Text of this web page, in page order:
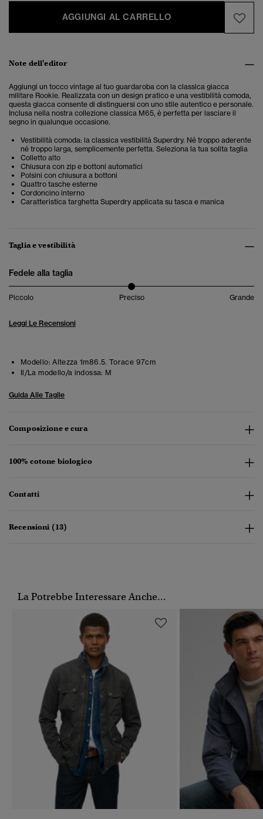
AGGIUNGI AL CARRELLO
Note dell'editor
Aggiungi un tocco vintage al tuo guardaroba con la classica giacca
militare Rookie. Realizzata con un design pratico e una vestibilità comoda,
questa giacca consente di distinguersi con uno stile autentico e personale.
Inclusa nella nostra collezione classica M65, è perfetta per lasciare il
segno in qualunque occasione.
Vestibilità comoda: la classica vestibilità Superdry. Né troppo aderente
né troppo larga, semplicemente perfetta. Seleziona la tua solita taglia
Colletto alto
Chiusura con zip e bottoni automatici
Polsini con chiusura a bottoni
Quattro tasche esterne
Cordoncino interno
Caratteristica targhetta Superdry applicata su tasca e manica
Taglia e vestibilità
Fedele alla taglia
Piccolo Preciso Grande
Leggi Le Recensioni
Modello: Altezza 1m86.5. Torace 97cm
Il/La modello/a indossa: M
Guida Alle Taglie
Composizione e cura
100% cotone biologico
Contatti
Recensioni (13)
La Potrebbe Interessare Anche...